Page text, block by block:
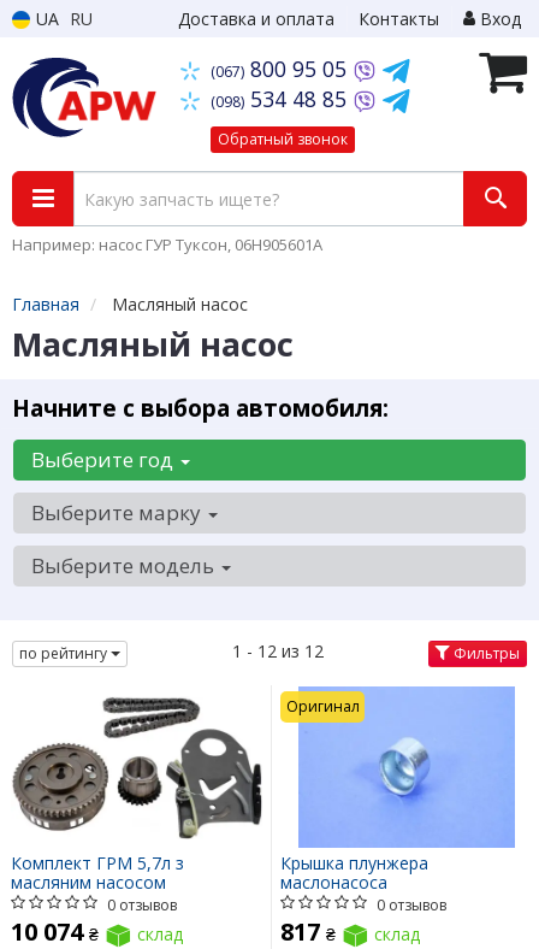
UA RU Доставка и оплата Контакты Вход
(067) 800 95 05
(098) 534 48 85
Обратный звонок
Например: насос ГУР Туксон, 06H905601A
Главная Масляный насос
Масляный насос
Начните с выбора автомобиля:
Выберите год
Выберите марку
Выберите модель
по рейтингу 1 - 12 из 12 Фильтры
Комплект ГРМ 5,7л з
масляним насосом
0 отзывов
10 074 ₴ склад
Крышка плунжера
маслонасоса
0 отзывов
817 ₴ склад
Оригинал